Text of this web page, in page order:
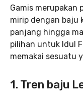
Gamis merupakan
mirip dengan baju
panjang hingga
pilihan untuk Idul
memakai sesuatu
1. Tren baju